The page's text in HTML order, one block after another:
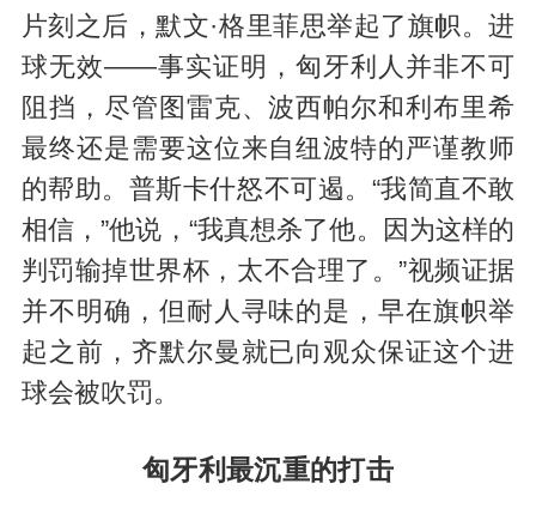
片刻之后，默文·格里菲思举起了旗帜。进
球无效——事实证明，匈牙利人并非不可
阻挡，尽管图雷克、波西帕尔和利布里希
最终还是需要这位来自纽波特的严谨教师
的帮助。普斯卡什怒不可遏。“我简直不敢
相信，”他说，“我真想杀了他。因为这样的
判罚输掉世界杯，太不合理了。”视频证据
并不明确，但耐人寻味的是，早在旗帜举
起之前，齐默尔曼就已向观众保证这个进
球会被吹罚。
匈牙利最沉重的打击